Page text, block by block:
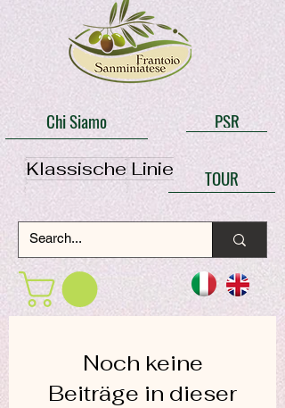
Chi Siamo
Klassische Linie
PSR
TOUR
Noch keine
Beiträge in dieser